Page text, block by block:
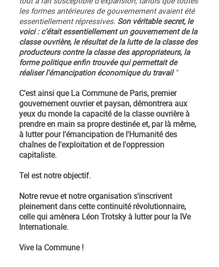
les formes antérieures de gouvernement avaient été
essentiellement répressives. Son véritable secret, le
voici : c'était essentiellement un gouvernement de la
classe ouvrière, le résultat de la lutte de la classe des
producteurs contre la classe des appropriateurs, la
forme politique enfin trouvée qui permettait de
réaliser l'émancipation économique du travail"
C'est ainsi que La Commune de Paris, premier
gouvernement ouvrier et paysan, démontrera aux
yeux du monde la capacité de la classe ouvrière à
prendre en main sa propre destinée et, par là même,
à lutter pour l'émancipation de l'Humanité des
chaînes de l'exploitation et de l'oppression
capitaliste.
Tel est notre objectif.
Notre revue et notre organisation s'inscrivent
pleinement dans cette continuité révolutionnaire,
celle qui amènera Léon Trotsky à lutter pour la IVe
Internationale.
Vive la Commune !